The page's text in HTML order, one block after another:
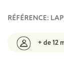
RÉFÉRENCE:
+ de 12